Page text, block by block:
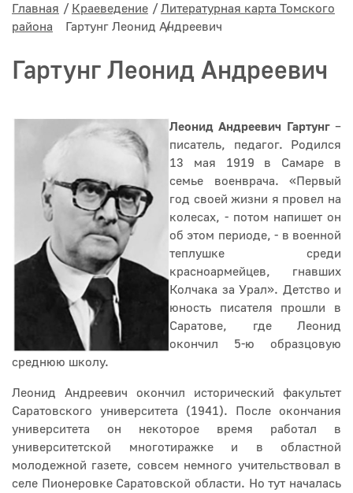
Главная Краеведение
Литературная карта Томского
района
Гартунг Леонид Андреевич
Гартунг Леонид Андреевич
Леонид Андреевич Гартунг–
писатель, педагог. Родился
13 мая 1919 в Самаре в
семье военврача. «Первый
год своей жизни я провел на
колесах, - потом напишет он
об этом периоде, - в военной
теплушке среди
красноармейцев, гнавших
Колчака за Урал». Детство и
юность писателя прошли в
Саратове, где Леонид
окончил 5-ю образцовую
среднюю школу.
Леонид Андреевич окончил исторический факультет
Саратовского университета (1941). После окончания
университета он некоторое время работал в
университетской многотиражке и в областной
молодежной газете, совсем немного учительствовал в
селе Пионеровке Саратовской области. Но тут началась